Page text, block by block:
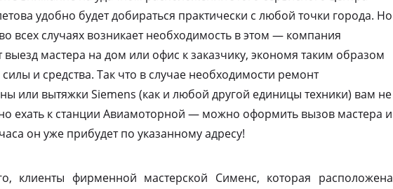
удобно будет добираться практически с любой точки города. Но
всех случаях возникает необходимость в этом — компания
выезд мастера на дом или офис к заказчику, экономя таким образом
и средства. Так что в случае необходимости ремонт
или вытяжки Siemens (как и любой другой единицы техники) вам не
ехать к станции Авиамоторной — можно оформить вызов мастера и
он уже прибудет по указанному адресу!
клиенты фирменной мастерской Сименс, которая расположена